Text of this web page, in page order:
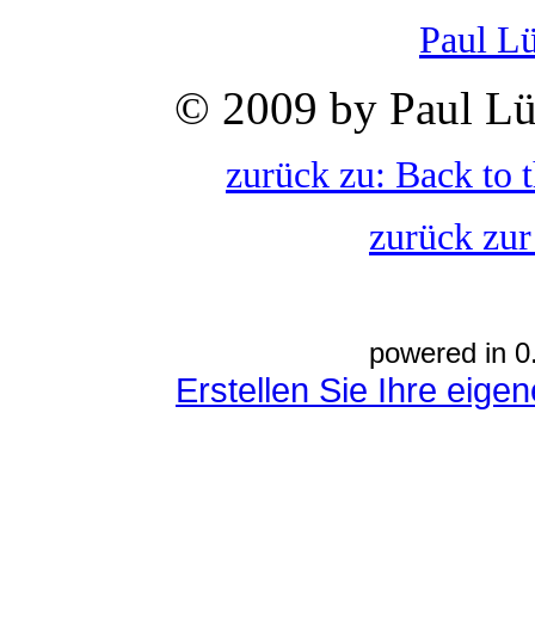
Paul
© 2009 by Paul
zurück zu: Back to
zurück
powered in
Erstellen Sie Ihre